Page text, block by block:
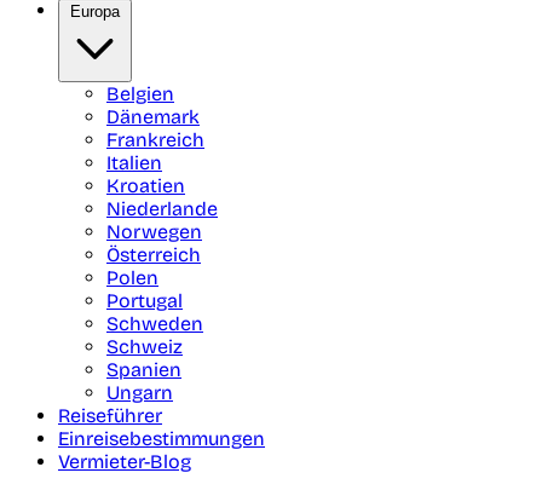
Europa
Belgien
Dänemark
Frankreich
Italien
Kroatien
Niederlande
Norwegen
Österreich
Polen
Portugal
Schweden
Schweiz
Spanien
Ungarn
Reiseführer
Einreisebestimmungen
Vermieter-Blog